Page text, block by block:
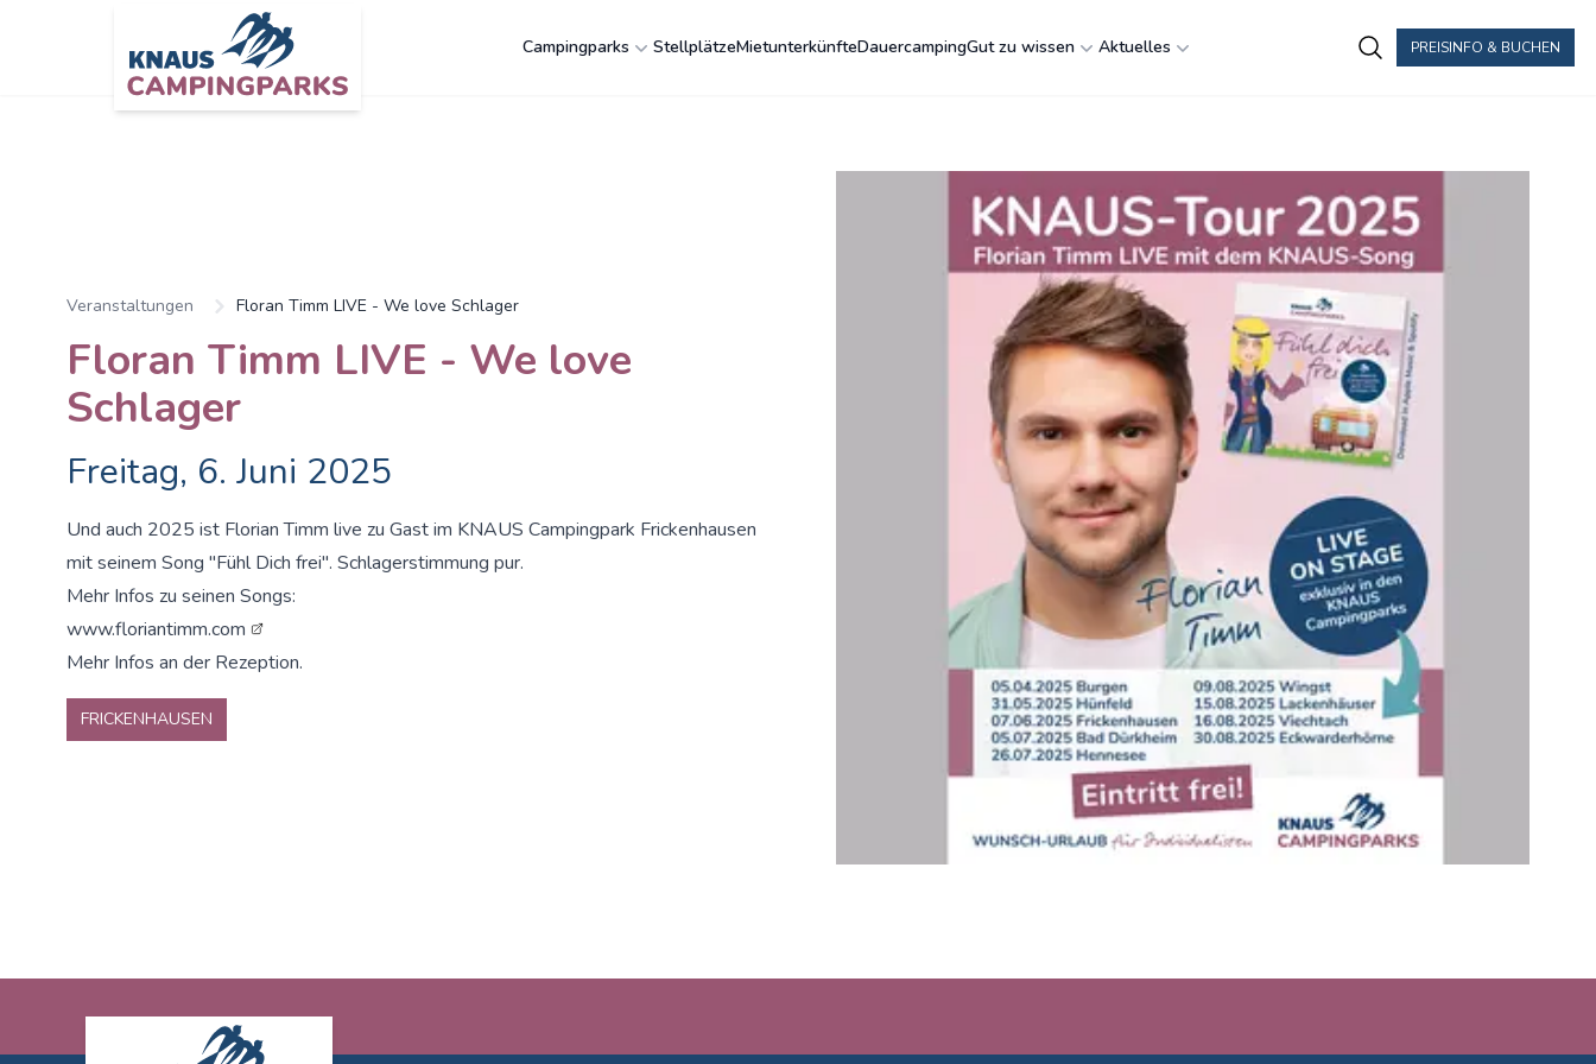
Zum Hauptinhalt springen
PREISINFO & BUCHEN
Campingparks StellplätzeMietunterkünfteDauercampingGut zu wissen Aktuelles
Veranstaltungen Floran Timm LIVE - We love Schlager
Floran Timm LIVE - We love
Schlager
Freitag, 6. Juni 2025
Und auch 2025 ist Florian Timm live zu Gast im KNAUS Campingpark Frickenhausen
mit seinem Song "Fühl Dich frei". Schlagerstimmung pur.
Mehr Infos zu seinen Songs:
www.floriantimm.com
Mehr Infos an der Rezeption.
FRICKENHAUSEN